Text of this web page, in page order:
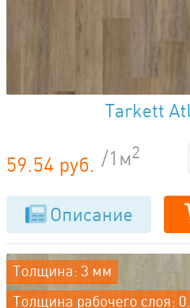
Tarkett
59.54 руб. /1м2
Описание
Толщина: 3 мм
Толщина рабочего слоя: